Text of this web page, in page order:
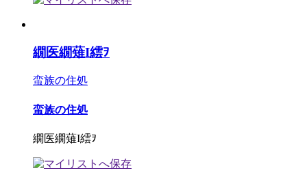
繝医繝薙Ι繧ｦ
蛮族の住処
蛮族の住処
繝医繝薙Ι繧ｦ